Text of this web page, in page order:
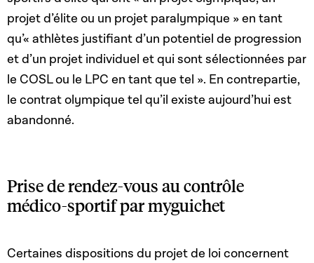
projet d’élite ou un projet paralympique » en tant
qu’« athlètes justifiant d’un potentiel de progression
et d’un projet individuel et qui sont sélectionnées par
le COSL ou le LPC en tant que tel ». En contrepartie,
le contrat olympique tel qu’il existe aujourd’hui est
abandonné.
Prise de rendez-vous au contrôle
médico-sportif par myguichet
Certaines dispositions du projet de loi concernent